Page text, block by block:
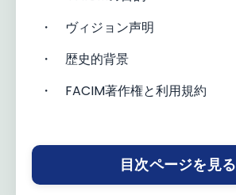
・ ヴィジョン声明
・ 歴史的背景
・ FACIM著作権と利用規約
目次ページを見る